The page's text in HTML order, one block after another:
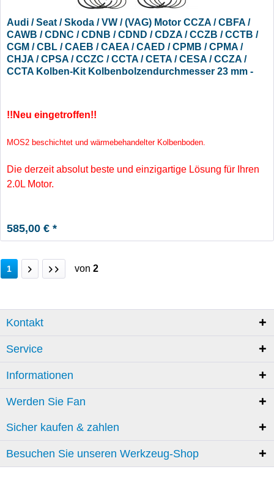
Audi / Seat / Skoda / VW / (VAG) Motor CCZA / CBFA /
CAWB / CDNC / CDNB / CDND / CDZA / CCZB / CCTB /
CGM / CBL / CAEB / CAEA / CAED / CPMB / CPMA /
CHJA / CPSA / CCZC / CCTA / CETA / CESA / CCZA /
CCTA Kolben-Kit Kolbenbolzendurchmesser 23 mm -
!!Neu eingetroffen!!
MOS2 beschichtet und wärmebehandelter Kolbenboden.
Die derzeit absolut beste und einzigartige Lösung für Ihren
2.0L Motor.
585,00 € *
1 von 2
Kontakt
Service
Informationen
Werden Sie Fan
Sicher kaufen & zahlen
Besuchen Sie unseren Werkzeug-Shop